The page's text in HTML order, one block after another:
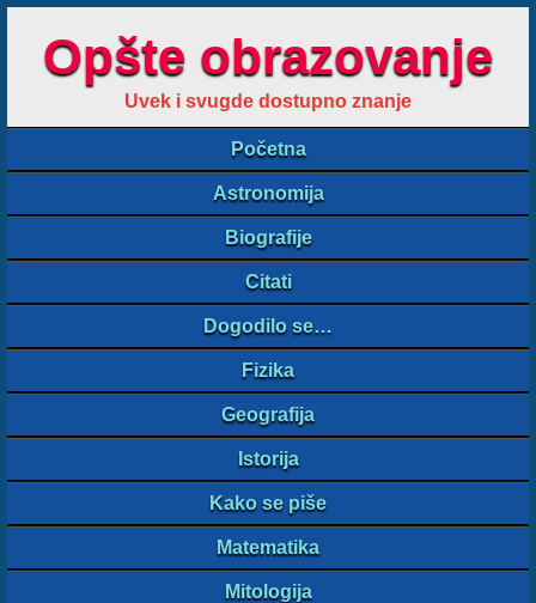
Opšte obrazovanje
Uvek i svugde dostupno znanje
Početna
Astronomija
Biografije
Citati
Dogodilo se…
Fizika
Geografija
Istorija
Kako se piše
Matematika
Mitologija